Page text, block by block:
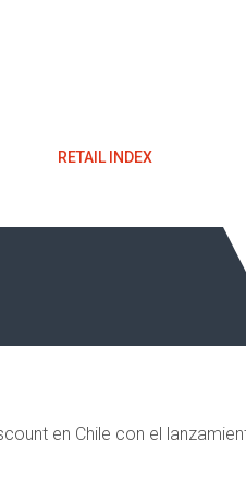
RETAIL INDEX
en Chile con el